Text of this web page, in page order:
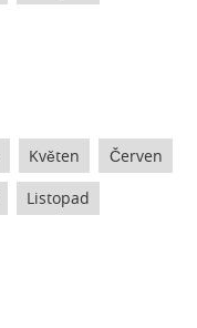
Květen Červen
Listopad